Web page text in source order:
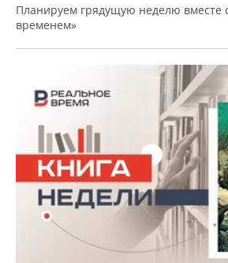
Планируем грядущую неделю вместе
временем»